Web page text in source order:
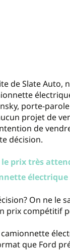
de Slate Auto,
porte-
projet de
de
décision.
prix très
électrique
On ne le
prix compétitif
que Ford